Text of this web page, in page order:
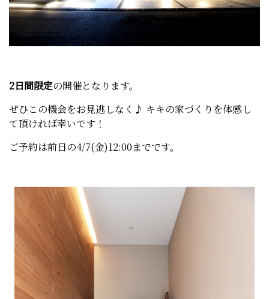
2日間限定の開催となります。
ぜひこの機会をお見逃しなく♪ キキの家づくりを体感し
て頂ければ幸いです！
ご予約は前日の4/7(金)12:00までです。